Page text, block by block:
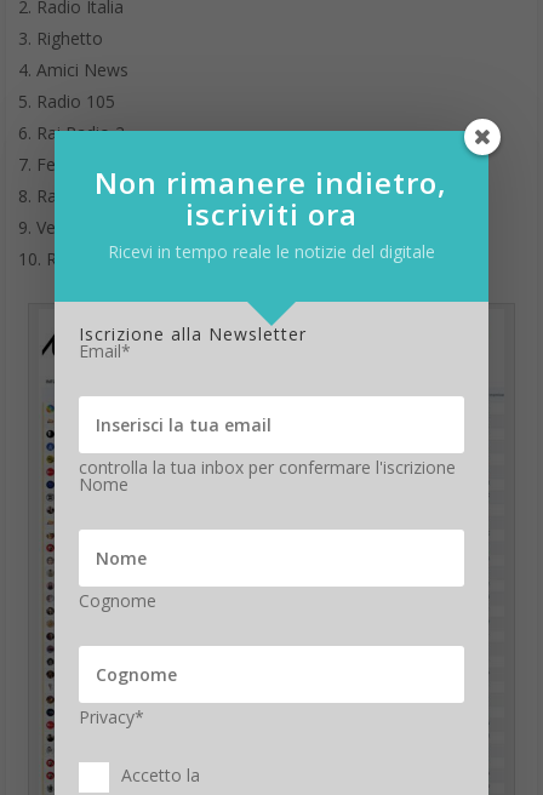
Radio Italia
Righetto
Amici News
Radio 105
Rai Radio 2
Festival di Sanremo
Radio Deejay
Venere di Twitta
Radio Italia
Non rimanere indietro,
iscriviti ora
Ricevi in tempo reale le notizie del digitale
Iscrizione alla Newsletter
Email*
controlla la tua inbox per confermare l'iscrizione
Nome
Cognome
Privacy*
Accetto la